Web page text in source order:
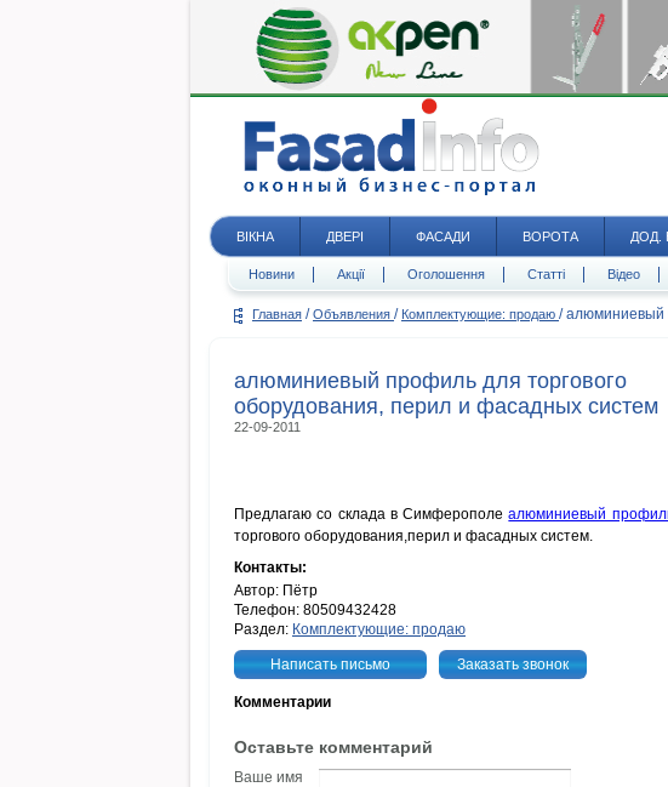
ВІКНА ДВЕРІ ФАСАДИ ВОРОТА ДОД.
Новини Акції Оголошення Статті Відео
Главная / Объявления / Комплектующие: продаю / алюминиевый
алюминиевый профиль для торгового
оборудования, перил и фасадных систем
22-09-2011
Предлагаю со склада в Симферополеалюминиевый
торгового оборудования,перил и фасадных систем.
Контакты:
Автор: Пётр
Телефон: 80509432428
Раздел: Комплектующие: продаю
Написать письмо Заказать звонок
Комментарии
Оставьте комментарий
Ваше имя